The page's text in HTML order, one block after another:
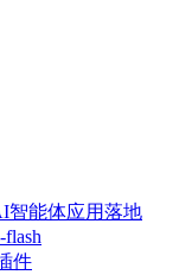
智能体应用落地
件